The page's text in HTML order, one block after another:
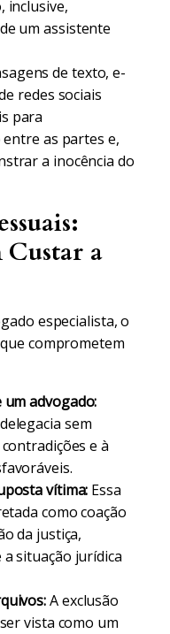
inclusive,
um assistente
de texto, e-
redes sociais
para
as partes e,
a inocência do
Custar a
especialista, o
comprometem
um advogado:
sem
e à
vítima: Essa
como coação
da justiça,
situação jurídica
A exclusão
vista como um